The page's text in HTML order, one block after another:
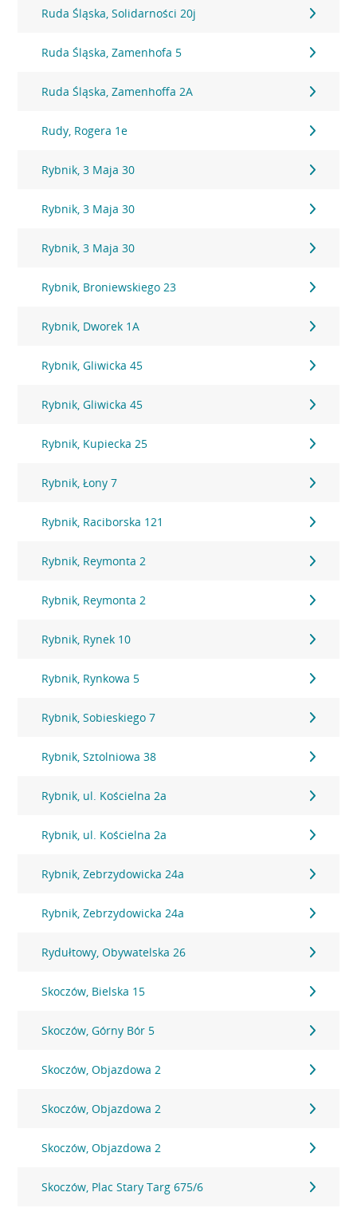
Ruda Śląska, Solidarności 20j
Ruda Śląska, Zamenhofa 5
Ruda Śląska, Zamenhoffa 2A
Rudy, Rogera 1e
Rybnik, 3 Maja 30
Rybnik, 3 Maja 30
Rybnik, 3 Maja 30
Rybnik, Broniewskiego 23
Rybnik, Dworek 1A
Rybnik, Gliwicka 45
Rybnik, Gliwicka 45
Rybnik, Kupiecka 25
Rybnik, Łony 7
Rybnik, Raciborska 121
Rybnik, Reymonta 2
Rybnik, Reymonta 2
Rybnik, Rynek 10
Rybnik, Rynkowa 5
Rybnik, Sobieskiego 7
Rybnik, Sztolniowa 38
Rybnik, ul. Kościelna 2a
Rybnik, ul. Kościelna 2a
Rybnik, Zebrzydowicka 24a
Rybnik, Zebrzydowicka 24a
Rydułtowy, Obywatelska 26
Skoczów, Bielska 15
Skoczów, Górny Bór 5
Skoczów, Objazdowa 2
Skoczów, Objazdowa 2
Skoczów, Objazdowa 2
Skoczów, Plac Stary Targ 675/6